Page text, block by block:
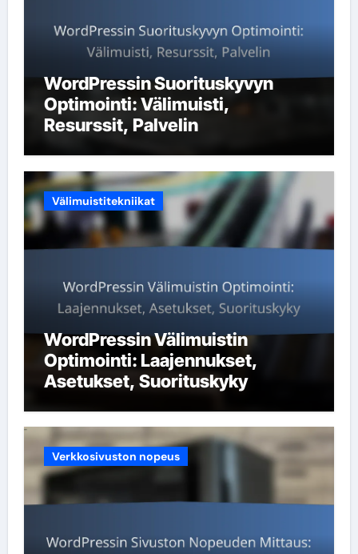
WordPressin Suorituskyvyn
Optimointi: Välimuisti,
Resurssit, Palvelin
Välimuistitekniikat
WordPressin Välimuistin
Optimointi: Laajennukset,
Asetukset, Suorituskyky
Verkkosivuston nopeus